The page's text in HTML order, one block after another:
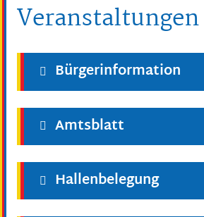
Veranstaltungen
Bürgerinformation
Amtsblatt
Hallenbelegung